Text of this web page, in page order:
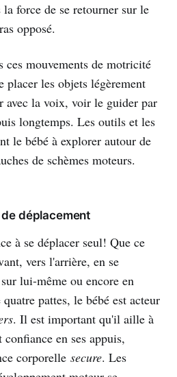
force de se retourner sur le
opposé.
mouvements de motricité
les objets légèrement
avec la voix, voir le guider par
longtemps. Les outils et les
le bébé à explorer autour de
de schèmes moteurs.
déplacement
à se déplacer seul! Que ce
vers l'arrière, en se
lui-même ou encore en
pattes, le bébé est acteur
. Il est important qu'il aille à
en ses appuis,
corporelle secure. Les